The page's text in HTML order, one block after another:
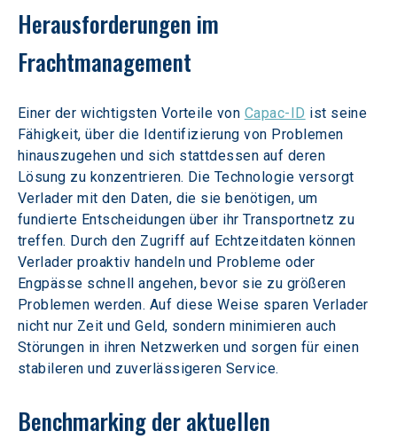
Herausforderungen im
Frachtmanagement
Einer der wichtigsten Vorteile von Capac-ID ist seine
Fähigkeit, über die Identifizierung von Problemen
hinauszugehen und sich stattdessen auf deren
Lösung zu konzentrieren. Die Technologie versorgt
Verlader mit den Daten, die sie benötigen, um
fundierte Entscheidungen über ihr Transportnetz zu
treffen. Durch den Zugriff auf Echtzeitdaten können
Verlader proaktiv handeln und Probleme oder
Engpässe schnell angehen, bevor sie zu größeren
Problemen werden. Auf diese Weise sparen Verlader
nicht nur Zeit und Geld, sondern minimieren auch
Störungen in ihren Netzwerken und sorgen für einen
stabileren und zuverlässigeren Service.
Benchmarking der aktuellen